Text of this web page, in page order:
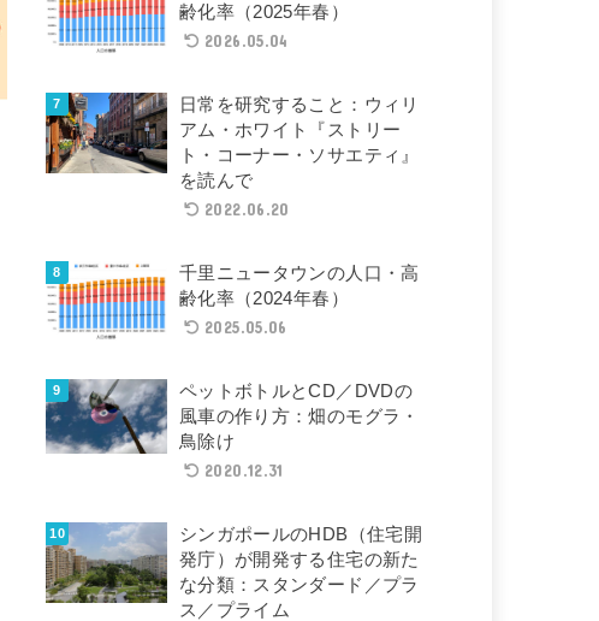
齢化率（2025年春）
2026.05.04
日常を研究すること：ウィリ
アム・ホワイト『ストリー
ト・コーナー・ソサエティ』
を読んで
2022.06.20
千里ニュータウンの人口・高
齢化率（2024年春）
2025.05.06
ペットボトルとCD／DVDの
風車の作り方：畑のモグラ・
鳥除け
2020.12.31
シンガポールのHDB（住宅開
発庁）が開発する住宅の新た
な分類：スタンダード／プラ
ス／プライム